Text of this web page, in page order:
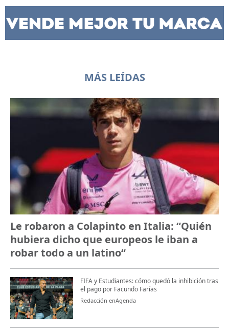
MÁS LEÍDAS
Le robaron a Colapinto en Italia: “Quién
hubiera dicho que europeos le iban a
robar todo a un latino“
FIFA y Estudiantes: cómo quedó la inhibición tras
el pago por Facundo Farías
Redacción enAgenda